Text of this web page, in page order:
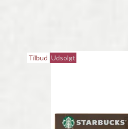
Tilbud Udsolgt